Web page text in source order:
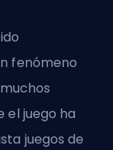
fenómeno
el juego ha
juegos de